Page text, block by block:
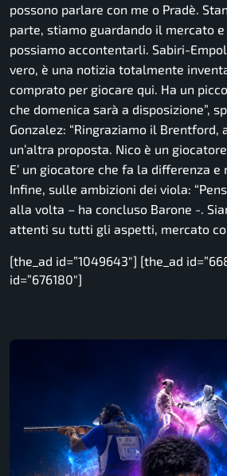
possono parlare con me o Pradè.
parte, stiamo guardando il mercato e
possiamo accontentarli. Sabiri-
vero, è una notizia totalmente
comprato per giocare qui. Ha un
che domenica sarà a disposizione”,
Gonzalez: “Ringraziamo il Brentford,
un’altra proposta. Nico è un
E’ un giocatore che fa la differenza e
Infine, sulle ambizioni dei viola: “
alla volta – ha concluso Barone -.
attenti su tutti gli aspetti, mercato
[the_ad id=”1049643″] [the_ad
id=”676180″]